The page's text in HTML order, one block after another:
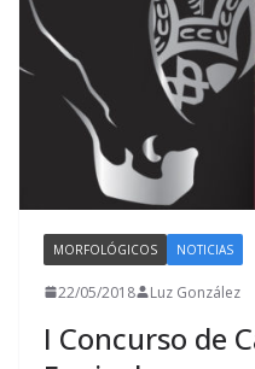
MORFOLÓGICOS NOTICIAS
22/05/2018 Luz González
I Concurso de